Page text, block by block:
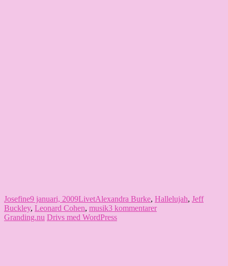
Författare
JosefinePublicerat
den
9 januari, 2009Kategorier
LivetEtiketter
Alexandra Burke, Hallelujah, Jeff
Buckley, Leonard Cohen, musik3 kommentarertill
Granding.nu Drivs med WordPress